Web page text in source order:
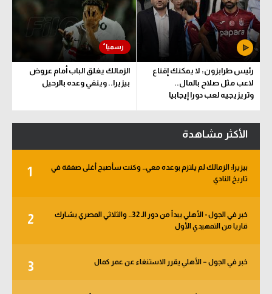
رئيس طرابزون: لا يمكنك إقناع
لاعب مثل صلاح بالمال..
وتريزيجيه لعب دورا إيجابيا
الزمالك يغلق الباب أمام عروض
بيزيرا.. وينفي وعده بالرحيل
الأكثر مشاهدة
1
بيزيرا: الزمالك لم يلتزم بوعده معي.. وكنت سأصبح أغلى صفقة في
تاريخ النادي
2
خبر في الجول - الأهلي يبدأ من دور الـ 32.. والثلاثي المصري يشارك
قاريا من التمهيدي الأول
3 خبر في الجول – الأهلي يقرر الاستنغاء عن عمر كمال